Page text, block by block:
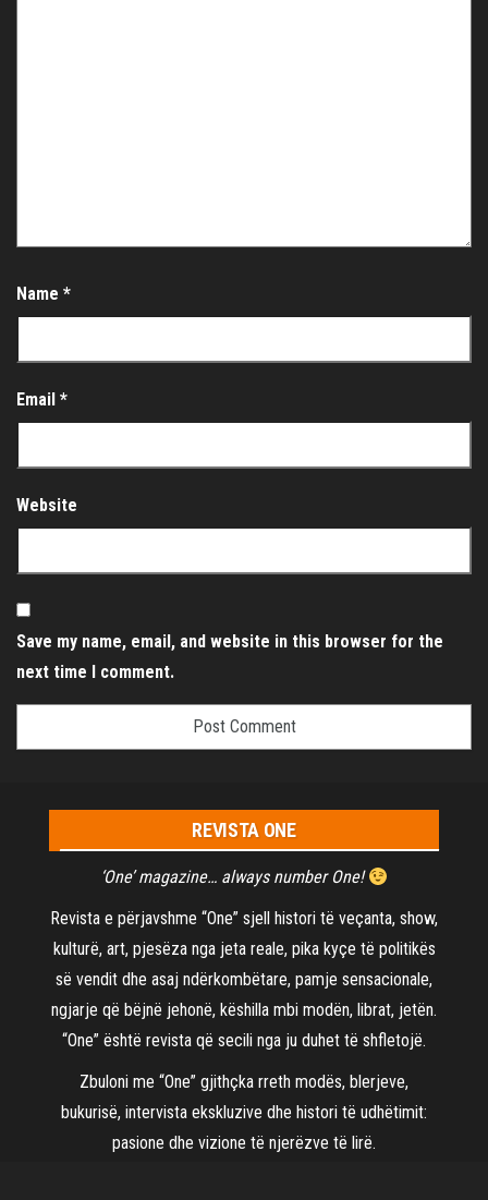
Name *
Email *
Website
Save my name, email, and website in this browser for the
next time I comment.
REVISTA ONE
‘One’ magazine… always number One!
Revista e përjavshme “One” sjell histori të veçanta, show,
kulturë, art, pjesëza nga jeta reale, pika kyçe të politikës
së vendit dhe asaj ndërkombëtare, pamje sensacionale,
ngjarje që bëjnë jehonë, këshilla mbi modën, librat, jetën.
“One” është revista që secili nga ju duhet të shfletojë.
Zbuloni me “One” gjithçka rreth modës, blerjeve,
bukurisë, intervista ekskluzive dhe histori të udhëtimit:
pasione dhe vizione të njerëzve të lirë.